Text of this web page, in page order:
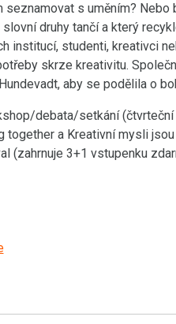
seznamovat s uměním?
druhy tančí a který
institucí, studenti, kreativci
skrze kreativitu.
aby se podělila o
debata/setkání
together a Kreativní mysli
(zahrnuje 3+1 vstupenku